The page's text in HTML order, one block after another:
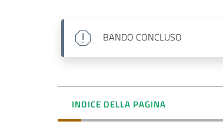
BANDO CONCLUSO
INDICE DELLA PAGINA